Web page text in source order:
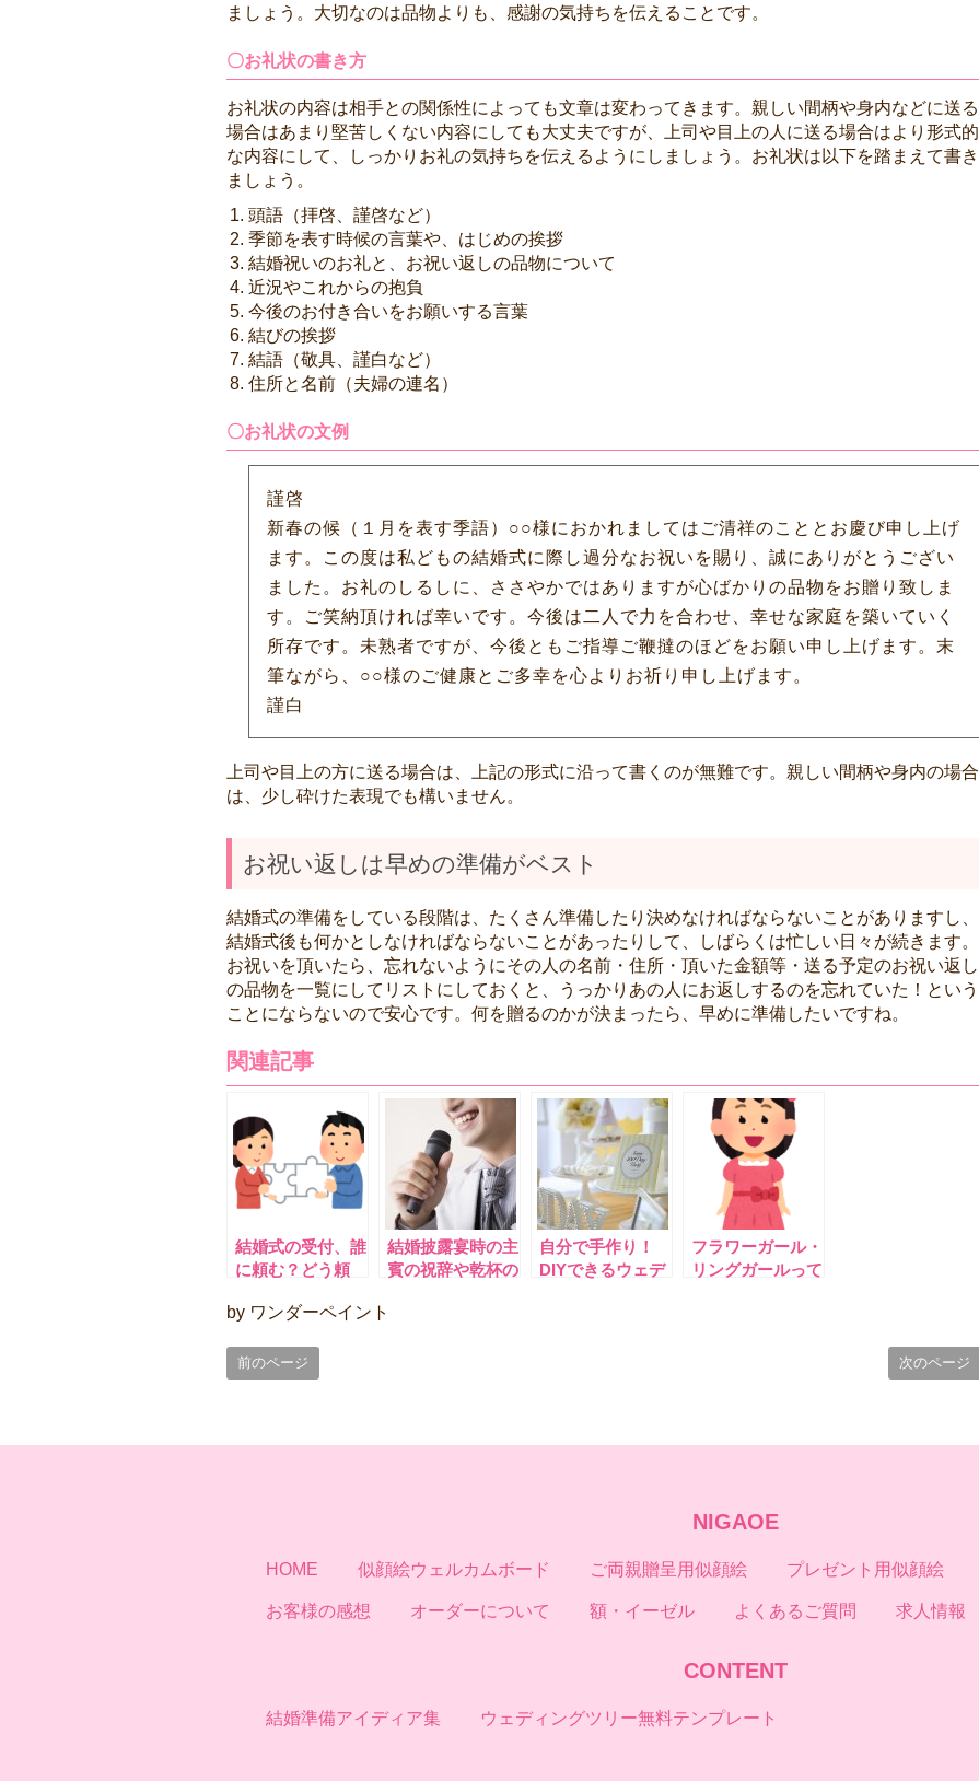
ましょう。大切なのは品物よりも、感謝の気持ちを伝えることです。
〇お礼状の書き方
お礼状の内容は相手との関係性によっても文章は変わってきます。親しい間柄や身内などに送る
場合はあまり堅苦しくない内容にしても大丈夫ですが、上司や目上の人に送る場合はより形式的
な内容にして、しっかりお礼の気持ちを伝えるようにしましょう。お礼状は以下を踏まえて書き
ましょう。
頭語（拝啓、謹啓など）
季節を表す時候の言葉や、はじめの挨拶
結婚祝いのお礼と、お祝い返しの品物について
近況やこれからの抱負
今後のお付き合いをお願いする言葉
結びの挨拶
結語（敬具、謹白など）
住所と名前（夫婦の連名）
〇お礼状の文例
謹啓
新春の候（１月を表す季語）○○様におかれましてはご清祥のこととお慶び申し上げ
ます。この度は私どもの結婚式に際し過分なお祝いを賜り、誠にありがとうござい
ました。お礼のしるしに、ささやかではありますが心ばかりの品物をお贈り致しま
す。ご笑納頂ければ幸いです。今後は二人で力を合わせ、幸せな家庭を築いていく
所存です。未熟者ですが、今後ともご指導ご鞭撻のほどをお願い申し上げます。末
筆ながら、○○様のご健康とご多幸を心よりお祈り申し上げます。
謹白
上司や目上の方に送る場合は、上記の形式に沿って書くのが無難です。親しい間柄や身内の場合
は、少し砕けた表現でも構いません。
お祝い返しは早めの準備がベスト
結婚式の準備をしている段階は、たくさん準備したり決めなければならないことがありますし、
結婚式後も何かとしなければならないことがあったりして、しばらくは忙しい日々が続きます。
お祝いを頂いたら、忘れないようにその人の名前・住所・頂いた金額等・送る予定のお祝い返し
の品物を一覧にしてリストにしておくと、うっかりあの人にお返しするのを忘れていた！という
ことにならないので安心です。何を贈るのかが決まったら、早めに準備したいですね。
関連記事
結婚式の受付、誰
に頼む？どう頼
結婚披露宴時の主
賓の祝辞や乾杯の
自分で手作り！
DIYできるウェデ
フラワーガール・
リングガールって
by ワンダーペイント
前のページ 次のページ
NIGAOE
HOME 似顔絵ウェルカムボード ご両親贈呈用似顔絵 プレゼント用似顔絵
お客様の感想 オーダーについて 額・イーゼル よくあるご質問 求人情報
CONTENT
結婚準備アイディア集 ウェディングツリー無料テンプレート